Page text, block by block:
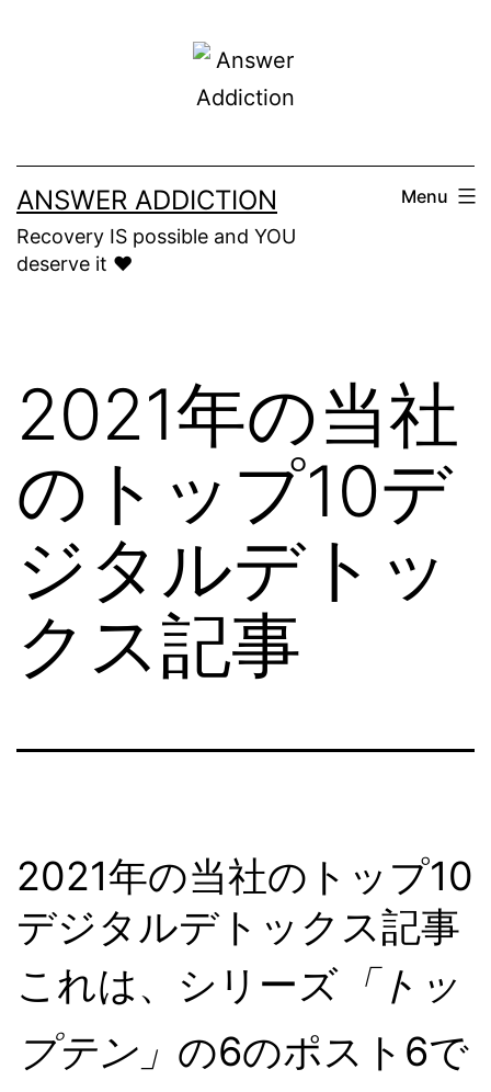
ANSWER ADDICTION
Recovery IS possible and YOU
deserve it ❤️
Menu
2021年の当社
のトップ10デ
ジタルデトッ
クス記事
2021年の当社のトップ10
デジタルデトックス記事
これは、シリーズ 「トッ
プテン」 の6のポスト6で